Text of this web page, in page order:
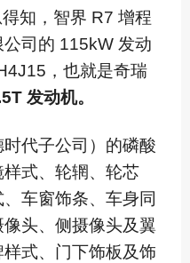
知，智界 R7 增程
司的 115kW 发动
，也就是奇瑞
发动机。
代子公司）的磷酸
式、轮辋、轮芯
车窗饰条、车身同
头、侧摄像头及翼
式、门下饰板及饰